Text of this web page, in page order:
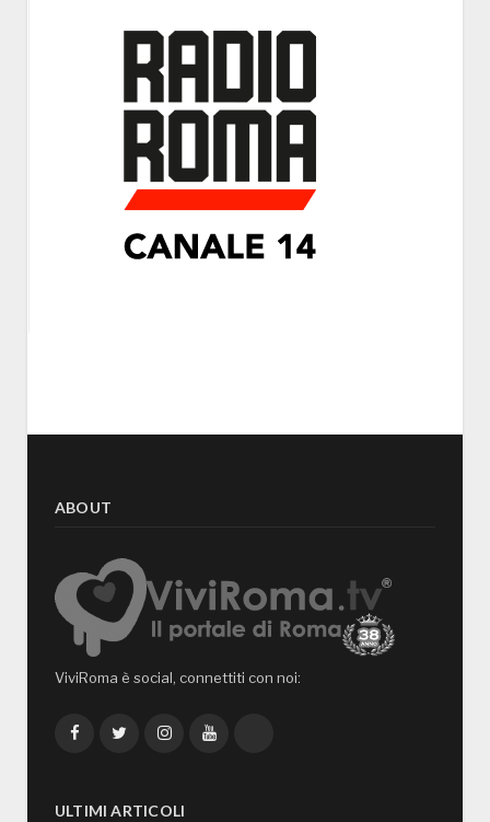
ABOUT
ViviRoma è social, connettiti con noi:
FacebookTwitterInstagramYouTube
ULTIMI ARTICOLI